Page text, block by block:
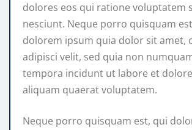
dolores eos qui ratione voluptatem
nesciunt. Neque porro quisquam
dolorem ipsum quia dolor sit amet,
adipisci velit, sed quia non
tempora incidunt ut labore et
aliquam quaerat voluptatem.
Neque porro quisquam est, qui